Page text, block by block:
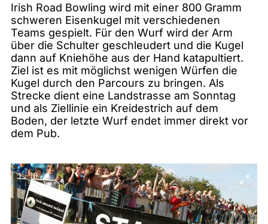
Irish Road Bowling wird mit einer 800 Gramm
schweren Eisenkugel mit verschiedenen
Teams gespielt. Für den Wurf wird der Arm
über die Schulter geschleudert und die Kugel
dann auf Kniehöhe aus der Hand katapultiert.
Ziel ist es mit möglichst wenigen Würfen die
Kugel durch den Parcours zu bringen. Als
Strecke dient eine Landstrasse am Sonntag
und als Ziellinie ein Kreidestrich auf dem
Boden, der letzte Wurf endet immer direkt vor
dem Pub.
1/10